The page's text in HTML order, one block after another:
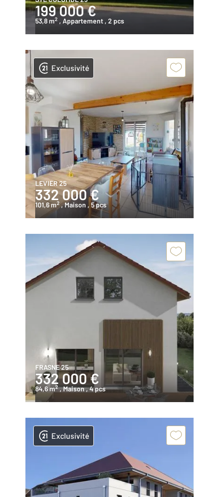
199 000 €
53,8 m2 , Appartement , 2 pcs
Exclusivité
LEVIER 25
332 000 €
101,6 m2 , Maison , 5 pcs
FRASNE 25
332 000 €
84,6 m2 , Maison, 4 pcs
Exclusivité